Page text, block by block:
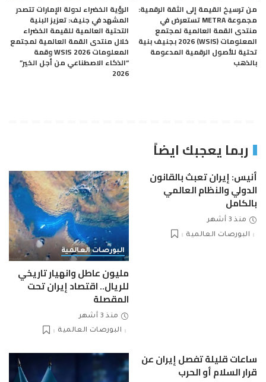
من ترسيخ القيمة إلى الثقة الرقمية:
مجموعة METRA تستعرض في
منتدى القمة العالمية لمجتمع
المعلومات (WSIS) 2026 بجنيف بنية
تحتية للأصول الرقمية المدعومة
بالذهب
الرؤية الخضراء لدولة الإمارات تتصدر
المشهد في جنيف: تعزيز البنية
التحتية العالمية للقيمة الخضراء
خلال منتدى القمة العالمية لمجتمع
المعلومات WSIS 2026 وقمة
“الذكاء الاصطناعي من أجل الخير”
2026
ربما يعجبك ايضاً
أنيس: إيران تعبث بالقانون
الدولي والنظام العالمي
بالكامل
منذ 3 أشهر
البورصات العالمية
البورصات العالمية
مليون عاطل وانهيار تاريخي
للريال.. اقتصاد إيران تحت
المقصلة
منذ 3 أشهر
البورصات العالمية
ساعات قليلة تفصل إيران عن
قرار السلام أو الحرب